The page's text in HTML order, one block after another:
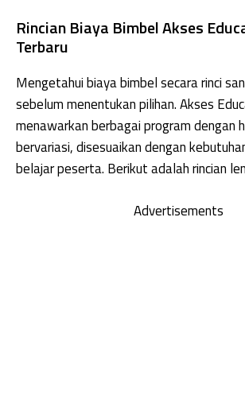
Rincian Biaya Bimbel Akses
Terbaru
Mengetahui biaya bimbel secara rinci
sebelum menentukan pilihan. Akses
menawarkan berbagai program dengan
bervariasi, disesuaikan dengan
belajar peserta. Berikut adalah rincian
Advertisements